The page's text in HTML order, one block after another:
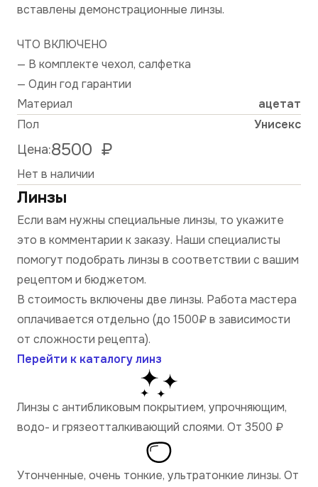
вставлены демонстрационные линзы.
ЧТО ВКЛЮЧЕНО
— В комплекте чехол, салфетка
— Один год гарантии
Материал
ацетат
Пол
Унисекс
Цена:8500 ₽
Нет в наличии
Линзы
Если вам нужны специальные линзы, то укажите
это в комментарии к заказу. Наши специалисты
помогут подобрать линзы в соответствии с вашим
рецептом и бюджетом.
В стоимость включены две линзы. Работа мастера
оплачивается отдельно (до 1500₽ в зависимости
от сложности рецепта).
Перейти к каталогу линз
Линзы с антибликовым покрытием, упрочняющим,
водо- и грязеотталкивающий слоями. От 3500 ₽
Утонченные, очень тонкие, ультратонкие линзы. От